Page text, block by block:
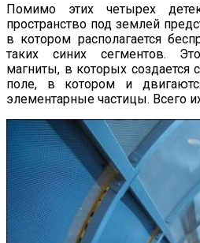
Помимо этих четырех
пространство под землей
в котором располагается
таких синих сегментов.
магниты, в которых
поле, в котором и
элементарные частицы. Всего